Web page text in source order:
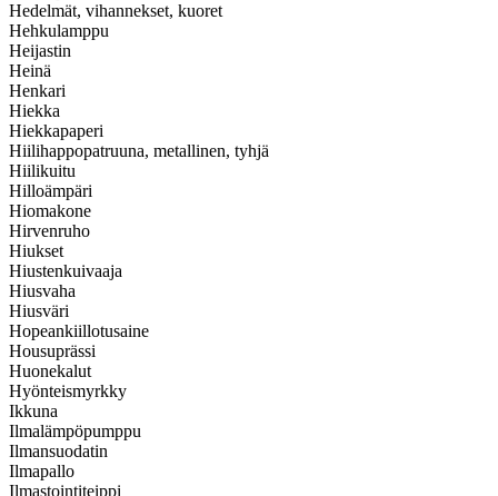
Hedelmät, vihannekset, kuoret
Hehkulamppu
Heijastin
Heinä
Henkari
Hiekka
Hiekkapaperi
Hiilihappopatruuna, metallinen, tyhjä
Hiilikuitu
Hilloämpäri
Hiomakone
Hirvenruho
Hiukset
Hiustenkuivaaja
Hiusvaha
Hiusväri
Hopeankiillotusaine
Housuprässi
Huonekalut
Hyönteismyrkky
Ikkuna
Ilmalämpöpumppu
Ilmansuodatin
Ilmapallo
Ilmastointiteippi